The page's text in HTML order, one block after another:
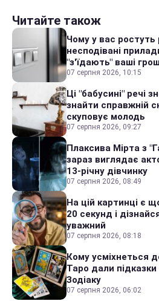
Читайте також
Чому у вас ростуть
несподівані
"з'їдають" ваші
07 серпня 2026, 10:15
Ці "бабусині" речі
знайти справжній
скуповує молодь
07 серпня 2026, 09:27
Плаксива Мірта з
зараз виглядає
13-річну дівчинку
07 серпня 2026, 08:49
На цій картинці є
20 секунд і
уважний
07 серпня 2026, 08:18
Кому усміхнеться
Таро дали підказки
Зодіаку
07 серпня 2026, 06:02